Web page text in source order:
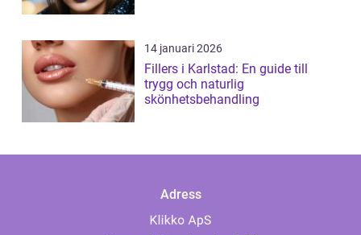
14 januari 2026
Fillers i Karlstad: En guide till
trygg och naturlig
skönhetsbehandling
Adress